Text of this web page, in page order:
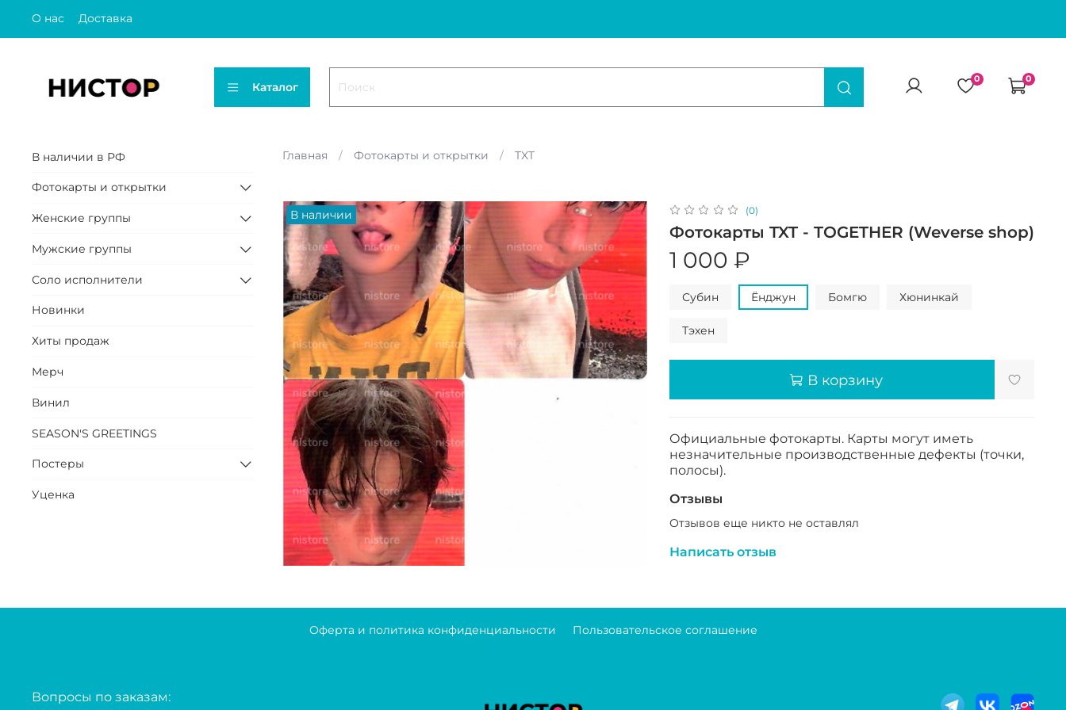
О нас Доставка
Каталог
0 0
Главная Фотокарты и открытки TXT
В наличии (0)
Фотокарты TXT - TOGETHER (Weverse shop)
1 000 ₽
Субин Ёнджун Бомгю Хюнинкай
Тэхен
В корзину
Официальные фотокарты. Карты могут иметь
незначительные производственные дефекты (точки,
полосы).
Отзывы
Отзывов еще никто не оставлял
Написать отзыв
В наличии в РФ
Фотокарты и открытки
Женские группы
Мужские группы
Соло исполнители
Новинки
Хиты продаж
Мерч
Винил
SEASON'S GREETINGS
Постеры
Уценка
Оферта и политика конфиденциальности Пользовательское соглашение
Вопросы по заказам: